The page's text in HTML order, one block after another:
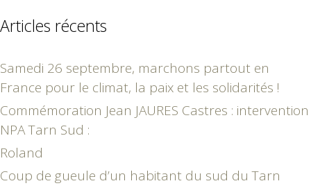
Articles récents
Samedi 26 septembre, marchons partout en
France pour le climat, la paix et les solidarités !
Commémoration Jean JAURES Castres : intervention
NPA Tarn Sud :
Roland
Coup de gueule d’un habitant du sud du Tarn